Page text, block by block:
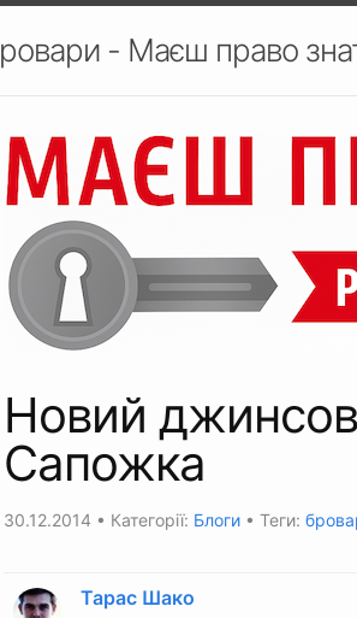
- Маєш право
Новий
Сапожка
30.12.2014 • Категорії: Блоги • Теги:
Тарас Шако